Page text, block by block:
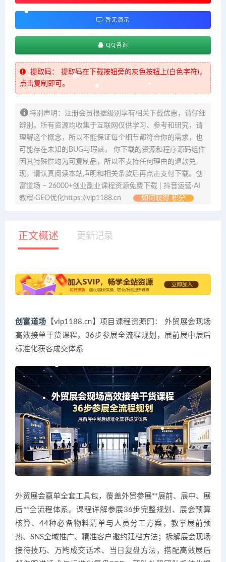
暂无演示
QQ咨询
提取码：
提取码在下载按钮旁的灰色按钮上(白色字符)，
点击复制即可。
特别声明：注册会员根据级别享有相关下载优惠，请仔细
辨别。所有资源均收集于互联网仅供学习、参考和研究，请
理解这个概念，所以不能保证每个细节都符合你的需求，也
可能存在未知的BUG与瑕疵， 你下载的资源和程序源码组件
因其特殊性均为可复制品，所以不支持任何理由的退款兑
现，请认真阅读本站声明和相关条款后再点击支付下载。创
富道场 – 26000+创业副业课程资源免费下载 | 抖音运营·AI
教程·GEO优化https://vip1188.cn
如何获得 积分
正文概述 更新记录
创富道场 【vip1188.cn】项目课程资源网： 外贸展会现场
高效接单干货课程，36步参展全流程规划，展前展中展后
标准化获客成交体系
外贸展会赢单全套工具包，覆盖外贸参展**展前、展中、展
后**全流程体系。课程详解参展36步完整规划、展会预算
核算、44种必备物料清单与人员分工方案，教学展前预
热、SNS全域推广、精准客户邀约建档方法；拆解展会现场
接待技巧、万能成交话术、当日复盘方法，搭配高效展后